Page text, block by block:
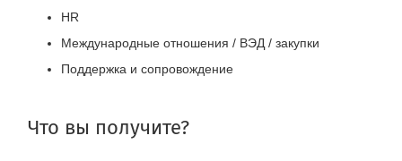
HR
Международные отношения / ВЭД / закупки
Поддержка и сопровождение
Что вы получите?